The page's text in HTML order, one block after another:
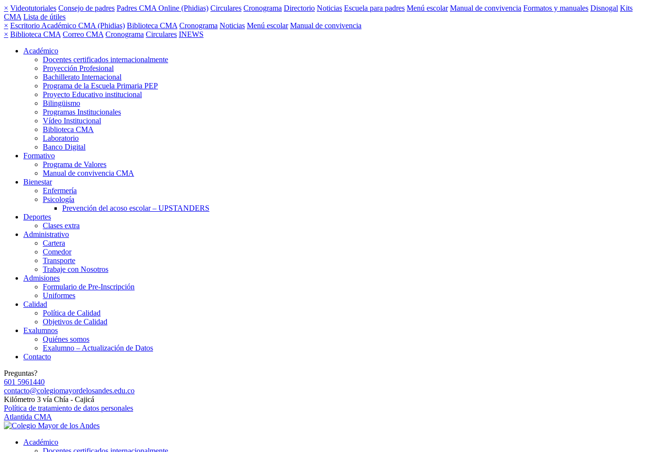
× Videotutoriales Consejo de padres Padres CMA Online (Phidias) Circulares Cronograma Directorio Noticias Escuela para padres Menú escolar Manual de convivencia Formatos y manuales Disnogal Kits
CMA Lista de útiles
× Escritorio Académico CMA (Phidias) Biblioteca CMA Cronograma Noticias Menú escolar Manual de convivencia
× Biblioteca CMA Correo CMA Cronograma Circulares INEWS
Académico
Docentes certificados internacionalmente
Proyección Profesional
Bachillerato Internacional
Programa de la Escuela Primaria PEP
Proyecto Educativo institucional
Bilingüismo
Programas Institucionales
Vídeo Institucional
Biblioteca CMA
Laboratorio
Banco Digital
Formativo
Programa de Valores
Manual de convivencia CMA
Bienestar
Enfermería
Psicología
Prevención del acoso escolar – UPSTANDERS
Deportes
Clases extra
Administrativo
Cartera
Comedor
Transporte
Trabaje con Nosotros
Admisiones
Formulario de Pre-Inscripción
Uniformes
Calidad
Política de Calidad
Objetivos de Calidad
Exalumnos
Quiénes somos
Exalumno – Actualización de Datos
Contacto
Preguntas?
601 5961440
contacto@colegiomayordelosandes.edu.co
Kilómetro 3 vía Chía - Cajicá
Política de tratamiento de datos personales
Atlantida CMA
Académico